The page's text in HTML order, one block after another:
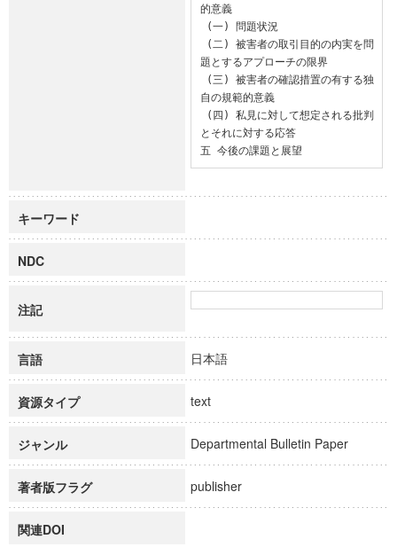
的意義
題とするアプローチの限界
自の規範的意義
とそれに対する応答
五 今後の課題と展望
キーワード
NDC
注記
言語 日本語
資源タイプ text
ジャンル Departmental Bulletin Paper
著者版フラグ publisher
関連DOI